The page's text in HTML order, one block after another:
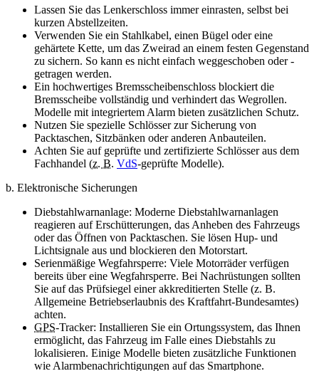
Lassen Sie das Lenkerschloss immer einrasten, selbst bei
kurzen Abstellzeiten.
Verwenden Sie ein Stahlkabel, einen Bügel oder eine
gehärtete Kette, um das Zweirad an einem festen Gegenstand
zu sichern. So kann es nicht einfach weggeschoben oder -
getragen werden.
Ein hochwertiges Bremsscheibenschloss blockiert die
Bremsscheibe vollständig und verhindert das Wegrollen.
Modelle mit integriertem Alarm bieten zusätzlichen Schutz.
Nutzen Sie spezielle Schlösser zur Sicherung von
Packtaschen, Sitzbänken oder anderen Anbauteilen.
Achten Sie auf geprüfte und zertifizierte Schlösser aus dem
Fachhandel (z. B. VdS-geprüfte Modelle).
b. Elektronische Sicherungen
Diebstahlwarnanlage: Moderne Diebstahlwarnanlagen
reagieren auf Erschütterungen, das Anheben des Fahrzeugs
oder das Öffnen von Packtaschen. Sie lösen Hup- und
Lichtsignale aus und blockieren den Motorstart.
Serienmäßige Wegfahrsperre: Viele Motorräder verfügen
bereits über eine Wegfahrsperre. Bei Nachrüstungen sollten
Sie auf das Prüfsiegel einer akkreditierten Stelle (z. B.
Allgemeine Betriebserlaubnis des Kraftfahrt-Bundesamtes)
achten.
GPS-Tracker: Installieren Sie ein Ortungssystem, das Ihnen
ermöglicht, das Fahrzeug im Falle eines Diebstahls zu
lokalisieren. Einige Modelle bieten zusätzliche Funktionen
wie Alarmbenachrichtigungen auf das Smartphone.